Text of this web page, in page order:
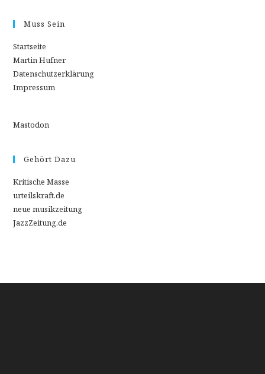
Muss Sein
Startseite
Martin Hufner
Datenschutzerklärung
Impressum
Mastodon
Gehört Dazu
Kritische Masse
urteilskraft.de
neue musikzeitung
JazzZeitung.de